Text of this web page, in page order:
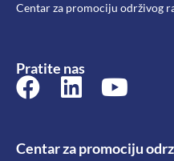
Centar za promociju održivog
Pratite nas
Centar za promociju